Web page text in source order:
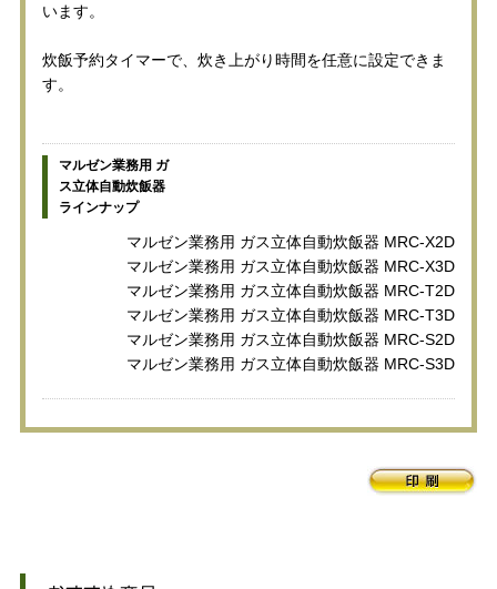
います。
炊飯予約タイマーで、炊き上がり時間を任意に設定できま
す。
マルゼン業務用 ガ
ス立体自動炊飯器
ラインナップ
マルゼン業務用 ガス立体自動炊飯器 MRC-X2D
マルゼン業務用 ガス立体自動炊飯器 MRC-X3D
マルゼン業務用 ガス立体自動炊飯器 MRC-T2D
マルゼン業務用 ガス立体自動炊飯器 MRC-T3D
マルゼン業務用 ガス立体自動炊飯器 MRC-S2D
マルゼン業務用 ガス立体自動炊飯器 MRC-S3D